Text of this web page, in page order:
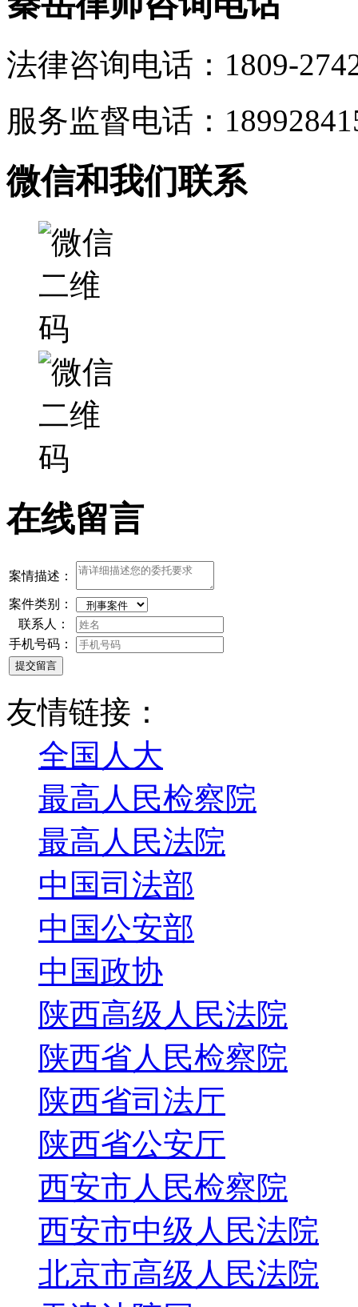
法律咨询电话：1809-
服务监督电话：
微信和我们联系
在线留言
案情描述：
案件类别：
联系人：
手机号码：
提交留言
友情链接：
全国人大
最高人民检察院
最高人民法院
中国司法部
中国公安部
中国政协
陕西高级人民法院
陕西省人民检察院
陕西省司法厅
陕西省公安厅
西安市人民检察院
西安市中级人民法院
北京市高级人民法院